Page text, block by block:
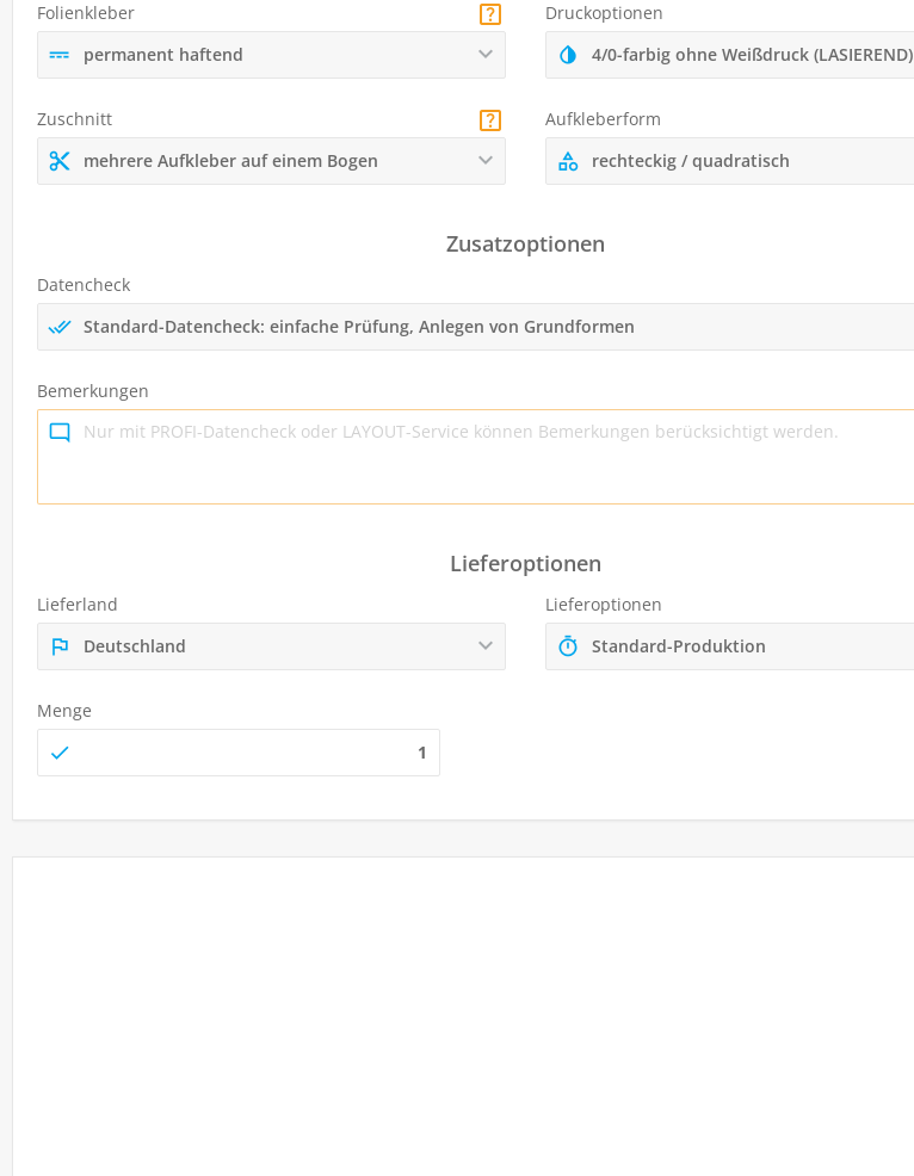
Folienkleber
permanent haftend
Druckoptionen
4/0-farbig ohne Weißdruck (LASIEREND)
Zuschnitt
mehrere Aufkleber auf einem Bogen
Aufkleberform
rechteckig / quadratisch
Zusatzoptionen
Datencheck
Standard-Datencheck: einfache Prüfung, Anlegen von Grundformen
Bemerkungen
Lieferoptionen
Lieferland
Deutschland
Lieferoptionen
Standard-Produktion
Menge